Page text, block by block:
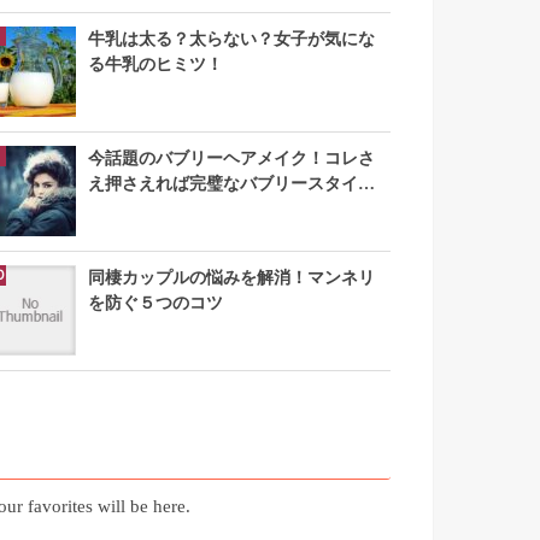
牛乳は太る？太らない？女子が気にな
る牛乳のヒミツ！
今話題のバブリーヘアメイク！コレさ
え押さえれば完璧なバブリースタイル
同棲カップルの悩みを解消！マンネリ
を防ぐ５つのコツ
favorites will be here.